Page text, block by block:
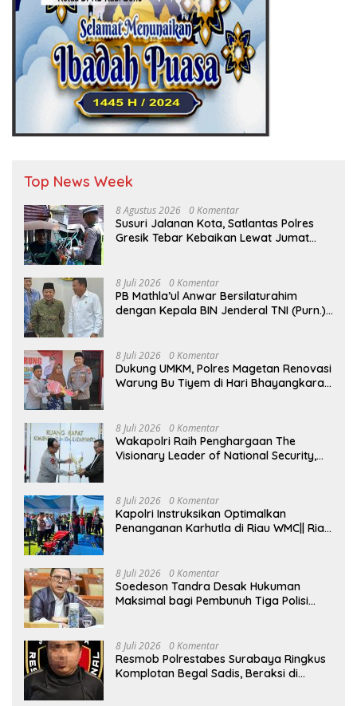
Top News Week
8 Agustus 2026 0 Komentar
Susuri Jalanan Kota, Satlantas Polres
Gresik Tebar Kebaikan Lewat Jumat
8 Juli 2026 0 Komentar
PB Mathla’ul Anwar Bersilaturahim
dengan Kepala BIN Jenderal TNI (Purn.)
8 Juli 2026 0 Komentar
Dukung UMKM, Polres Magetan Renovasi
Warung Bu Tiyem di Hari Bhayangkara
8 Juli 2026 0 Komentar
Wakapolri Raih Penghargaan The
Visionary Leader of National Security,
8 Juli 2026 0 Komentar
Kapolri Instruksikan Optimalkan
Penanganan Karhutla di Riau WMC|| Riau
jajarannya untuk mengoptimalkan
penanganan kebakaran hutan dan
lahan (karhutla) di Provinsi Riau.
terkait dengan penanganan sekaligus
menyerahkan peralatan kebakaran
hutan dan lahan di Kabupaten Kampar,
8 Juli 2026 0 Komentar
Soedeson Tandra Desak Hukuman
Maksimal bagi Pembunuh Tiga Polisi
8 Juli 2026 0 Komentar
Resmob Polrestabes Surabaya Ringkus
Komplotan Begal Sadis, Beraksi di